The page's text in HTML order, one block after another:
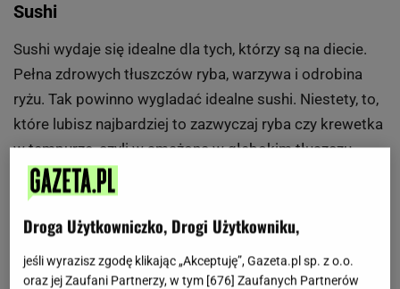
Sushi
Sushi wydaje się idealne dla tych, którzy są na diecie.
Pełna zdrowych tłuszczów ryba, warzywa i odrobina
ryżu. Tak powinno wygladać idealne sushi. Niestety, to,
które lubisz najbardziej to zazwyczaj ryba czy krewetka
w tempurze, czyli w smażona w głębokim tłuszczu
(czasem cała rolka jest w tempurze), poza tym masa
ryżu (a to węglowodany proste, pozbawione błonnika
czy witamin szybko przekształcane w tkankę
wszelkiej tradycji, majonez. 3 rolki takiego sushi to
Droga Użytkowniczko, Drogi Użytkowniku,
jeśli wyrazisz zgodę klikając „Akceptuję”, Gazeta.pl sp. z o.o.
oraz jej Zaufani Partnerzy, w tym [676] Zaufanych Partnerów